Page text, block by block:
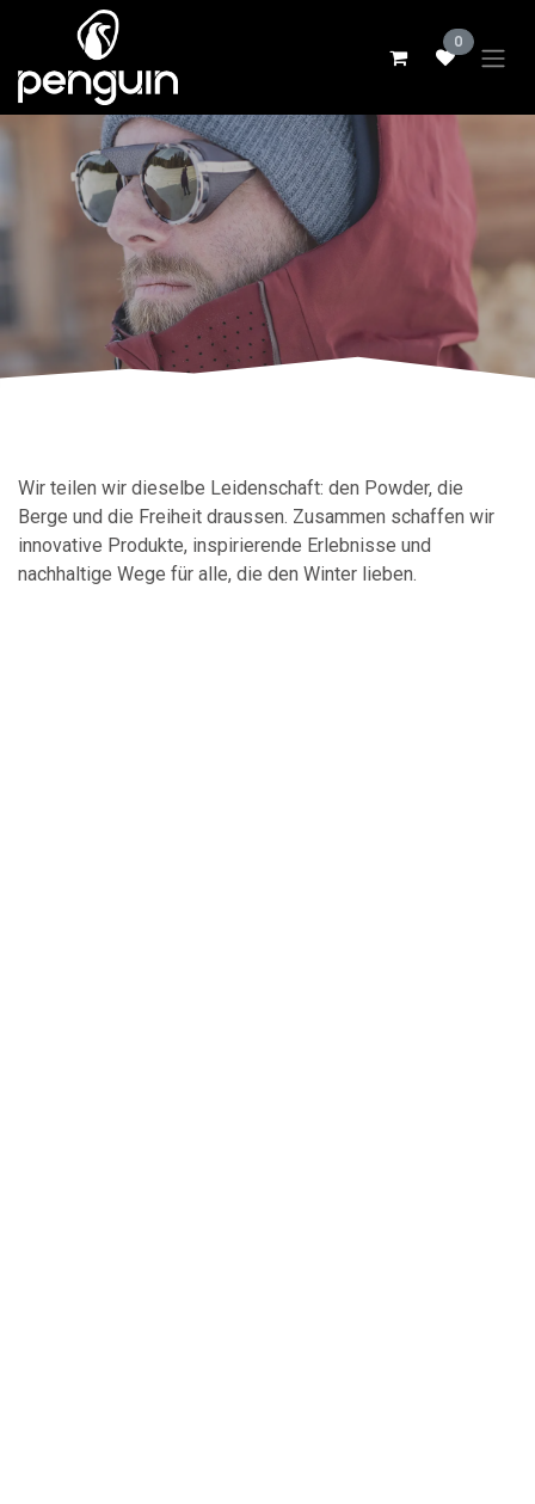
Zum Inhalt springen
0
Wir teilen wir dieselbe Leidenschaft: den Powder, die
Berge und die Freiheit draussen. Zusammen schaffen wir
innovative Produkte, inspirierende Erlebnisse und
nachhaltige Wege für alle, die den Winter lieben.